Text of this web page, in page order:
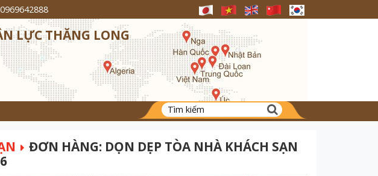
0969642888
LỰC THĂNG LONG
ĐƠN HÀNG: DỌN DẸP TÒA NHÀ KHÁCH SẠN